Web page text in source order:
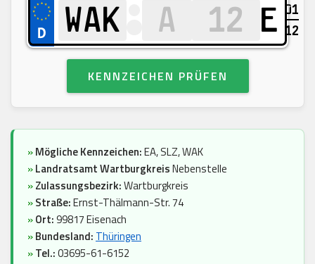
E
01
12
KENNZEICHEN PRÜFEN
»Mögliche Kennzeichen:EA, SLZ, WAK
»Landratsamt WartburgkreisNebenstelle
»Zulassungsbezirk:Wartburgkreis
»Straße:Ernst-Thälmann-Str. 74
»Ort:99817 Eisenach
»Bundesland: Thüringen
»Tel.:03695-61-6152